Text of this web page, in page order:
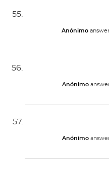
Anónimo
Anónimo
Anónimo